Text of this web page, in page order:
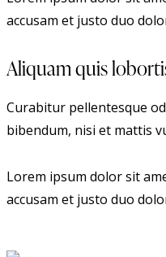
accusam et justo duo
Aliquam quis
Curabitur pellentesque
bibendum, nisi et mattis
Lorem ipsum dolor sit
accusam et justo duo